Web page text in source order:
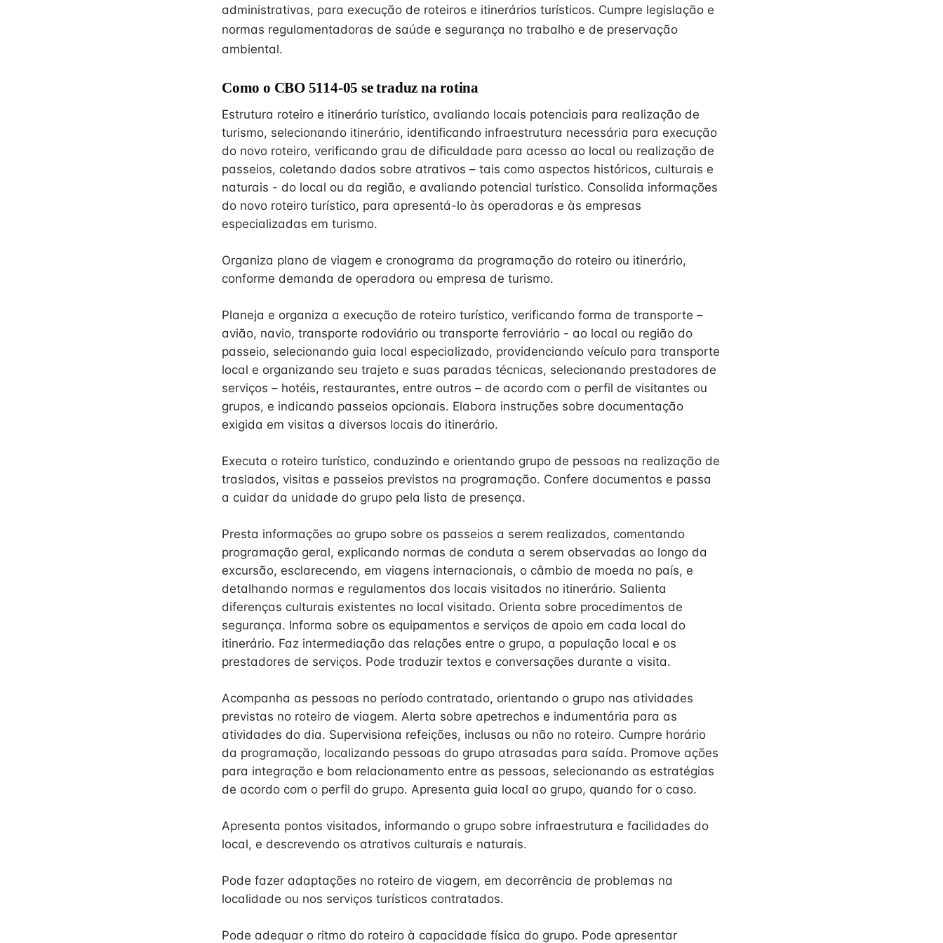
administrativas, para execução de roteiros e itinerários turísticos. Cumpre legislação e
normas regulamentadoras de saúde e segurança no trabalho e de preservação
ambiental.
Como o CBO 5114-05 se traduz na rotina
Estrutura roteiro e itinerário turístico, avaliando locais potenciais para realização de
turismo, selecionando itinerário, identificando infraestrutura necessária para execução
do novo roteiro, verificando grau de dificuldade para acesso ao local ou realização de
passeios, coletando dados sobre atrativos – tais como aspectos históricos, culturais e
naturais - do local ou da região, e avaliando potencial turístico. Consolida informações
do novo roteiro turístico, para apresentá-lo às operadoras e às empresas
especializadas em turismo.
Organiza plano de viagem e cronograma da programação do roteiro ou itinerário,
conforme demanda de operadora ou empresa de turismo.
Planeja e organiza a execução de roteiro turístico, verificando forma de transporte –
avião, navio, transporte rodoviário ou transporte ferroviário - ao local ou região do
passeio, selecionando guia local especializado, providenciando veículo para transporte
local e organizando seu trajeto e suas paradas técnicas, selecionando prestadores de
serviços – hotéis, restaurantes, entre outros – de acordo com o perfil de visitantes ou
grupos, e indicando passeios opcionais. Elabora instruções sobre documentação
exigida em visitas a diversos locais do itinerário.
Executa o roteiro turístico, conduzindo e orientando grupo de pessoas na realização de
traslados, visitas e passeios previstos na programação. Confere documentos e passa
a cuidar da unidade do grupo pela lista de presença.
Presta informações ao grupo sobre os passeios a serem realizados, comentando
programação geral, explicando normas de conduta a serem observadas ao longo da
excursão, esclarecendo, em viagens internacionais, o câmbio de moeda no país, e
detalhando normas e regulamentos dos locais visitados no itinerário. Salienta
diferenças culturais existentes no local visitado. Orienta sobre procedimentos de
segurança. Informa sobre os equipamentos e serviços de apoio em cada local do
itinerário. Faz intermediação das relações entre o grupo, a população local e os
prestadores de serviços. Pode traduzir textos e conversações durante a visita.
Acompanha as pessoas no período contratado, orientando o grupo nas atividades
previstas no roteiro de viagem. Alerta sobre apetrechos e indumentária para as
atividades do dia. Supervisiona refeições, inclusas ou não no roteiro. Cumpre horário
da programação, localizando pessoas do grupo atrasadas para saída. Promove ações
para integração e bom relacionamento entre as pessoas, selecionando as estratégias
de acordo com o perfil do grupo. Apresenta guia local ao grupo, quando for o caso.
Apresenta pontos visitados, informando o grupo sobre infraestrutura e facilidades do
local, e descrevendo os atrativos culturais e naturais.
Pode fazer adaptações no roteiro de viagem, em decorrência de problemas na
localidade ou nos serviços turísticos contratados.
Pode adequar o ritmo do roteiro à capacidade física do grupo. Pode apresentar